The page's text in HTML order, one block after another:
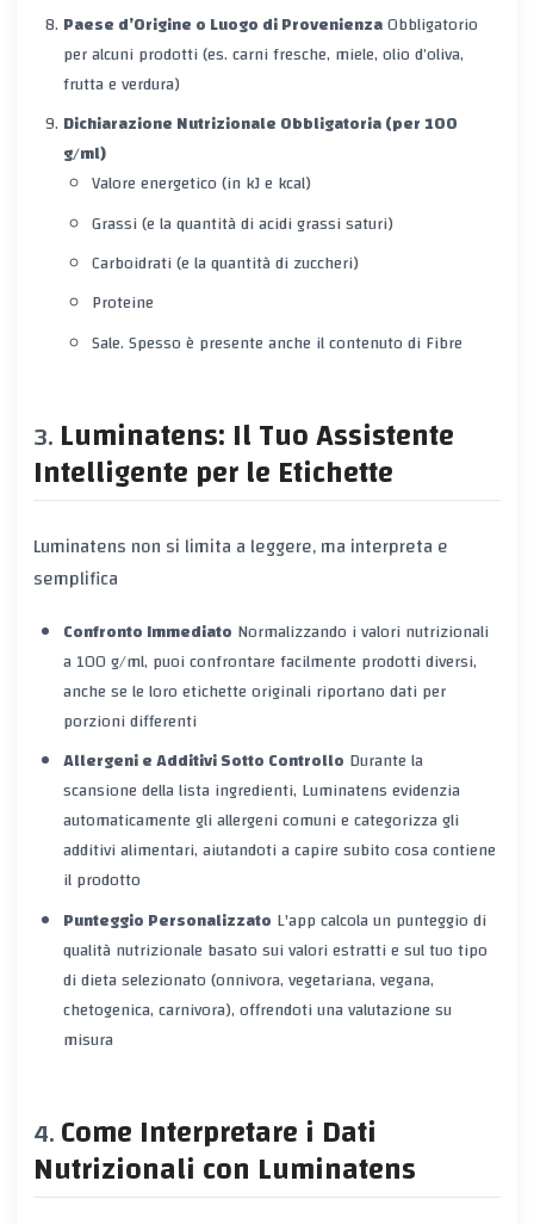
Paese d’Origine o Luogo di ProvenienzaObbligatorio
per alcuni prodotti (es. carni fresche, miele, olio d’oliva,
frutta e verdura)
Dichiarazione Nutrizionale Obbligatoria (per 100
g/ml)
Valore energetico (in kJ e kcal)
Grassi (e la quantità di acidi grassi saturi)
Carboidrati (e la quantità di zuccheri)
Proteine
Sale. Spesso è presente anche il contenuto di Fibre
Luminatens: Il Tuo Assistente
Intelligente per le Etichette
Luminatens non si limita a leggere, ma interpreta e
semplifica
Confronto Immediato Normalizzando i valori nutrizionali
a 100 g/ml, puoi confrontare facilmente prodotti diversi,
anche se le loro etichette originali riportano dati per
porzioni differenti
Allergeni e Additivi Sotto Controllo Durante la
scansione della lista ingredienti, Luminatens evidenzia
automaticamente gli allergeni comuni e categorizza gli
additivi alimentari, aiutandoti a capire subito cosa contiene
il prodotto
Punteggio Personalizzato L'app calcola un punteggio di
qualità nutrizionale basato sui valori estratti e sul tuo tipo
di dieta selezionato (onnivora, vegetariana, vegana,
chetogenica, carnivora), offrendoti una valutazione su
misura
Come Interpretare i Dati
Nutrizionali con Luminatens